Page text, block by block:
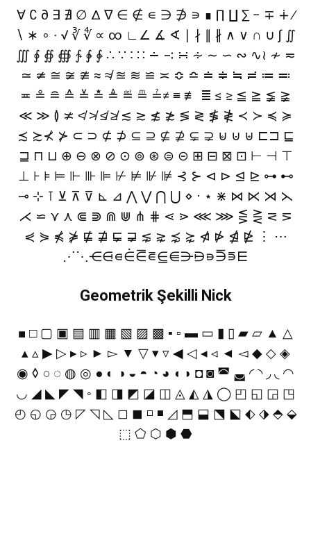
∀ ∁ ∂ ∃ ∄ ∅ ∆ ∇ ∈ ∉ ∊ ∋ ∌ ∍ ∎ ∏ ∐ ∑ − ∓ ∔ ∕
∖ ∗ ∘ ∙ √ ∛ ∜ ∝ ∞ ∟∠ ∡ ∢ ∣ ∤ ∥ ∦ ∧ ∨ ∩ ∪ ∫ ∬
∭ ∮ ∯ ∰ ∱ ∲ ∳ ∴ ∵ ∶ ∷ ∸ ∹ ∺ ∻ ∼ ∽ ∾ ∿≀ ≁ ≂
≃ ≄ ≅ ≆ ≇ ≈ ≉ ≊ ≋ ≌ ≍ ≎ ≏ ≐ ≑ ≒ ≓ ≔ ≕
≖ ≗ ≘ ≙ ≚ ≛ ≜ ≝ ≞ ≟≠ ≡ ≢ ≣ ≤ ≥ ≦ ≧ ≨ ≩
≪ ≫ ≬ ≭ ≮ ≯ ≰ ≱ ≲ ≳ ≴ ≵ ≶ ≷ ≸ ≹ ≺ ≻ ≼ ≽
≾ ≿⊀ ⊁ ⊂ ⊃ ⊄ ⊅ ⊆ ⊇ ⊈ ⊉ ⊊ ⊋ ⊌ ⊍ ⊎ ⊏⊐ ⊑
⊒ ⊓ ⊔ ⊕ ⊖ ⊗ ⊘ ⊙ ⊚ ⊛ ⊜ ⊝ ⊞ ⊟ ⊠ ⊡ ⊢ ⊣ ⊤
⊥ ⊦ ⊧ ⊨ ⊩ ⊪ ⊫ ⊬ ⊭ ⊮ ⊯ ⊰ ⊱ ⊲ ⊳ ⊴ ⊵ ⊶ ⊷
⊸ ⊹ ⊺ ⊻ ⊼ ⊽ ⊾ ⊿ ⋀ ⋁ ⋂ ⋃ ⋄ ⋅ ⋆ ⋇ ⋈ ⋉ ⋊ ⋋
⋌ ⋍ ⋎ ⋏ ⋐ ⋑ ⋒ ⋓ ⋔ ⋕ ⋖ ⋗ ⋘ ⋙ ⋚ ⋛ ⋜ ⋝
⋞ ⋟ ⋠ ⋡ ⋢ ⋣ ⋤ ⋥ ⋦ ⋧ ⋨ ⋩ ⋪ ⋫ ⋬ ⋭ ⋮ ⋯
⋰⋱⋲⋳⋴⋵⋶⋷⋸⋹⋺⋻⋼⋽⋾⋿
Geometrik Şekilli Nick
■ □ ▢ ▣ ▤ ▥ ▦ ▧ ▨ ▩ ▪ ▫ ▬ ▭ ▮ ▯ ▰ ▱ ▲ △
▴ ▵ ▶ ▷ ▸ ▹ ► ▻ ▼ ▽ ▾ ▿ ◀ ◁ ◂ ◃ ◄ ◅ ◆ ◇ ◈
◉ ◊ ○ ◌ ◍ ◎ ● ◐ ◑ ◒ ◓ ◔ ◕ ◖ ◗ ◘ ◙ ◚ ◛ ◜ ◝ ◞ ◟ ◠
◡ ◢ ◣ ◤ ◥ ◦ ◧ ◨ ◩ ◪ ◫ ◬ ◭ ◮ ◯ ◰ ◱ ◲ ◳
◴ ◵ ◶ ◷ ◸ ◹ ◺ ◻ ◼ ◽ ◾ ◿ ⬒ ⬓ ⬔ ⬕ ⬖ ⬗ ⬘ ⬙
⬚ ⬠ ⬡ ⬢ ⬣